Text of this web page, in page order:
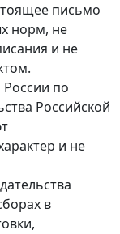
письмо
норм, не
и не
по
Российской
и не
в